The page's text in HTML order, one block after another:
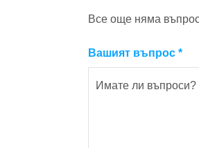
Все още няма
Вашият въпрос *